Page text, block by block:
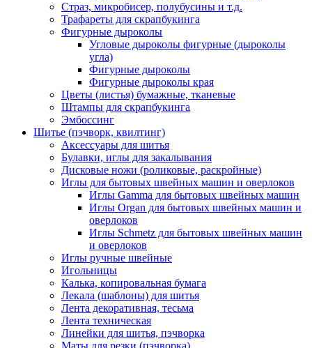
Страз, микробисер, полубусины и т.д.
Трафареты для скрапбукинга
Фигурные дыроколы
Угловые дыроколы фигурные (дыроколы
угла)
Фигурные дыроколы
Фигурные дыроколы края
Цветы (листья) бумажные, тканевые
Штампы для скрапбукинга
Эмбоссинг
Шитье (пэчворк, квилтинг)
Аксессуары для шитья
Булавки, иглы для закалывания
Дисковые ножи (роликовые, раскройные)
Иглы для бытовых швейных машин и оверлоков
Иглы Gamma для бытовых швейных машин
Иглы Organ для бытовых швейных машин и
оверлоков
Иглы Schmetz для бытовых швейных машин
и оверлоков
Иглы ручные швейные
Игольницы
Калька, копировальная бумага
Лекала (шаблоны) для шитья
Лента декоративная, тесьма
Лента техническая
Линейки для шитья, пэчворка
Маты для резки (пэчворка)